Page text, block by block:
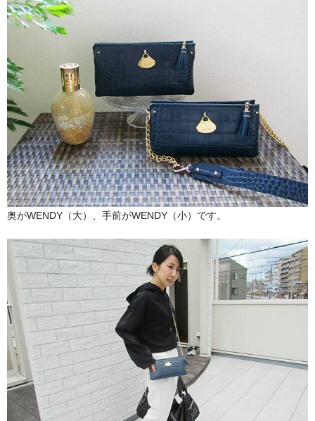
奥がWENDY（大）、手前がWENDY（小）です。